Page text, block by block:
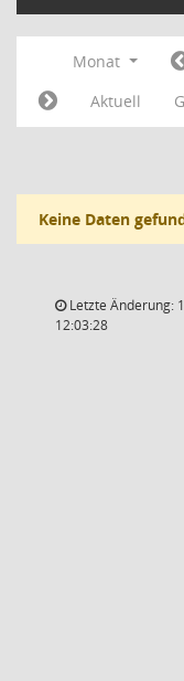
Monat
Aktuell
Keine Daten
Letzte Änderung:
12:03:28